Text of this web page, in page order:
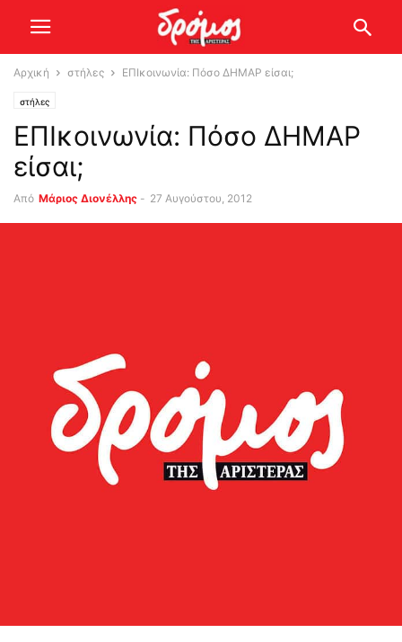
Αρχική στήλες ΕΠΙκοινωνία: Πόσο ΔΗΜΑΡ είσαι;
στήλες
ΕΠΙκοινωνία: Πόσο ΔΗΜΑΡ
είσαι;
Από Μάριος Διονέλλης - 27 Αυγούστου, 2012